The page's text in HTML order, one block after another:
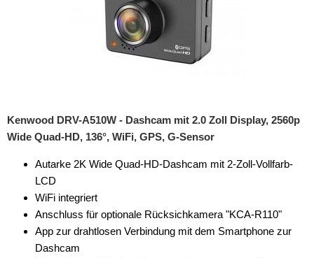
Kenwood DRV-A510W - Dashcam mit 2.0 Zoll Display, 2560p
Wide Quad-HD, 136°, WiFi, GPS, G-Sensor
Autarke 2K Wide Quad-HD-Dashcam mit 2-Zoll-Vollfarb-
LCD
WiFi integriert
Anschluss für optionale Rücksichkamera "KCA-R110"
App zur drahtlosen Verbindung mit dem Smartphone zur
Dashcam